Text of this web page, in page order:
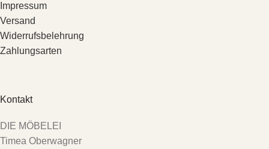
Impressum
Versand
Widerrufsbelehrung
Zahlungsarten
Kontakt
DIE MÖBELEI
Timea Oberwagner